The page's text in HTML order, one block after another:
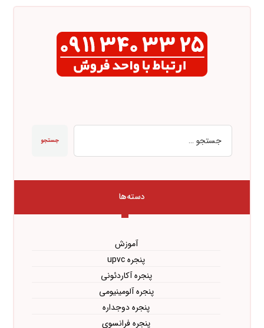
جستجو
دسته‌ها
آموزش
پنجره upvc
پنجره آکاردئونی
پنجره آلومینیومی
پنجره دوجداره
پنجره فرانسوی